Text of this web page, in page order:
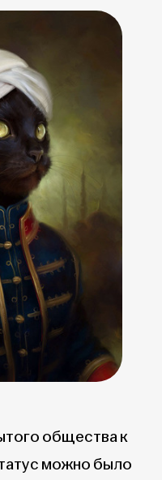
общества к
можно было